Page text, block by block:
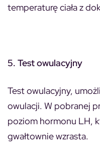
temperaturę ciała z
5. Test owulacyjny
Test owulacyjny,
owulacji. W pobranej
poziom hormonu LH,
gwałtownie wzrasta.